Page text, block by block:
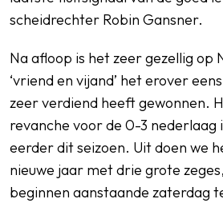
scheidrechter Robin Gansner.
Na afloop is het zeer gezellig op
‘vriend en vijand’ het erover
zeer verdiend heeft gewonnen.
revanche voor de 0-3 nederlaag
eerder dit seizoen. Uit doen we
nieuwe jaar met drie grote
beginnen aanstaande zaterdag